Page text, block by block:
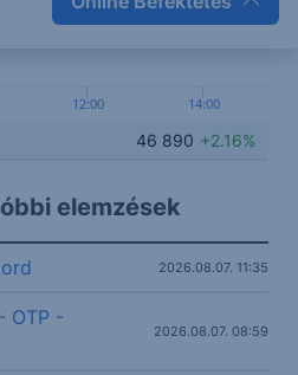
12:00 14:00
46 890 +2.16%
elemzések
2026.08.07. 11:35
OTP -
2026.08.07. 08:59